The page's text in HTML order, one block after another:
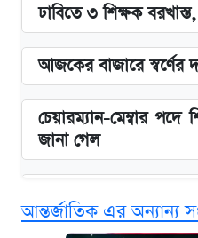
ঢাবিতে ৩ শিক্ষক
আজকের বাজারে স্বর্ণের
চেয়ারম্যান-মেম্বার
জানা গেল
ভাতা
আন্তর্জাতিক এর অন্যান্য